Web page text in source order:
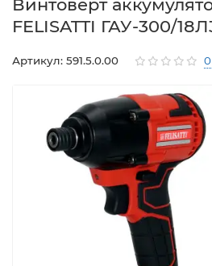
Винтоверт
FELISATTI ГАУ-300/
Артикул: 591.5.0.00